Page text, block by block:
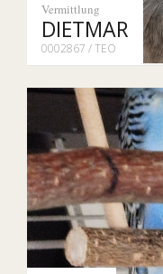
Vermittlung
DIETMAR
0002867 / TEO